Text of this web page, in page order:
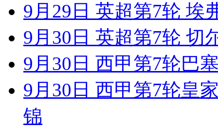
9月29日 英超第7轮 埃
9月30日 英超第7轮 切
9月30日 西甲第7轮巴
9月30日 西甲第7轮皇
锦